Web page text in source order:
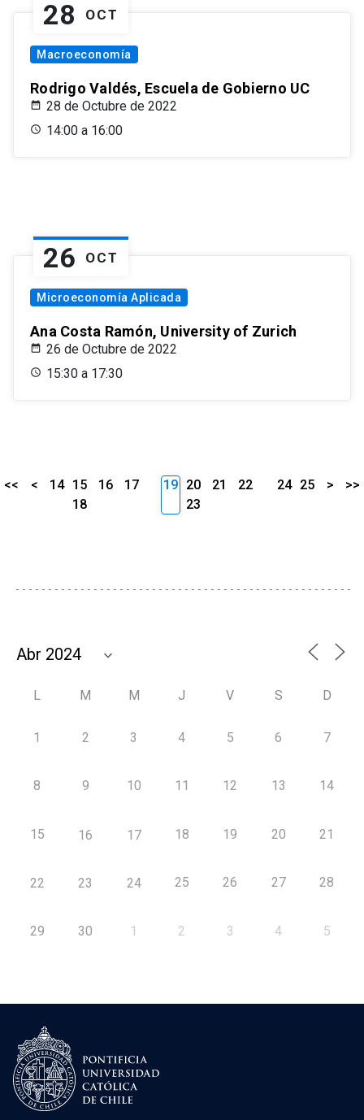
28 OCT
Macroeconomía
Rodrigo Valdés, Escuela de Gobierno UC
28 de Octubre de 2022
14:00 a 16:00
26 OCT
Microeconomía Aplicada
Ana Costa Ramón, University of Zurich
26 de Octubre de 2022
15:30 a 17:30
<< < 14 15 16
17
18
19 20 21
22
23
24 25 > >>
L M M J V S D
1 2 3 4 5 6 7
8 9 10 11 12 13 14
15 16 17 18 19 20 21
22 23 24 25 26 27 28
29 30 1 2 3 4 5